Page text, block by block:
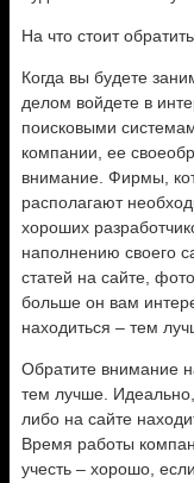
На что стоит
Когда вы будете
делом войдете в
поисковыми
компании, ее
внимание. Фирмы,
располагают
хороших
наполнению своего
статей на сайте,
больше он вам
находиться – тем
Обратите внимание
тем лучше. Идеально,
либо на сайте
Время работы
учесть – хорошо,